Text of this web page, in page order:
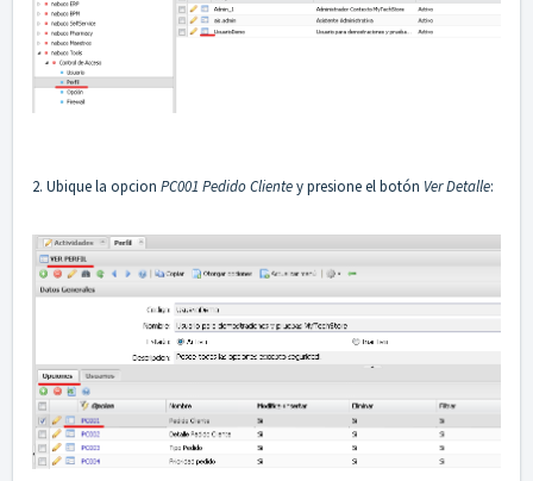
2. Ubique la opcion PC001 Pedido Clientey presione el botón Ver Detalle: